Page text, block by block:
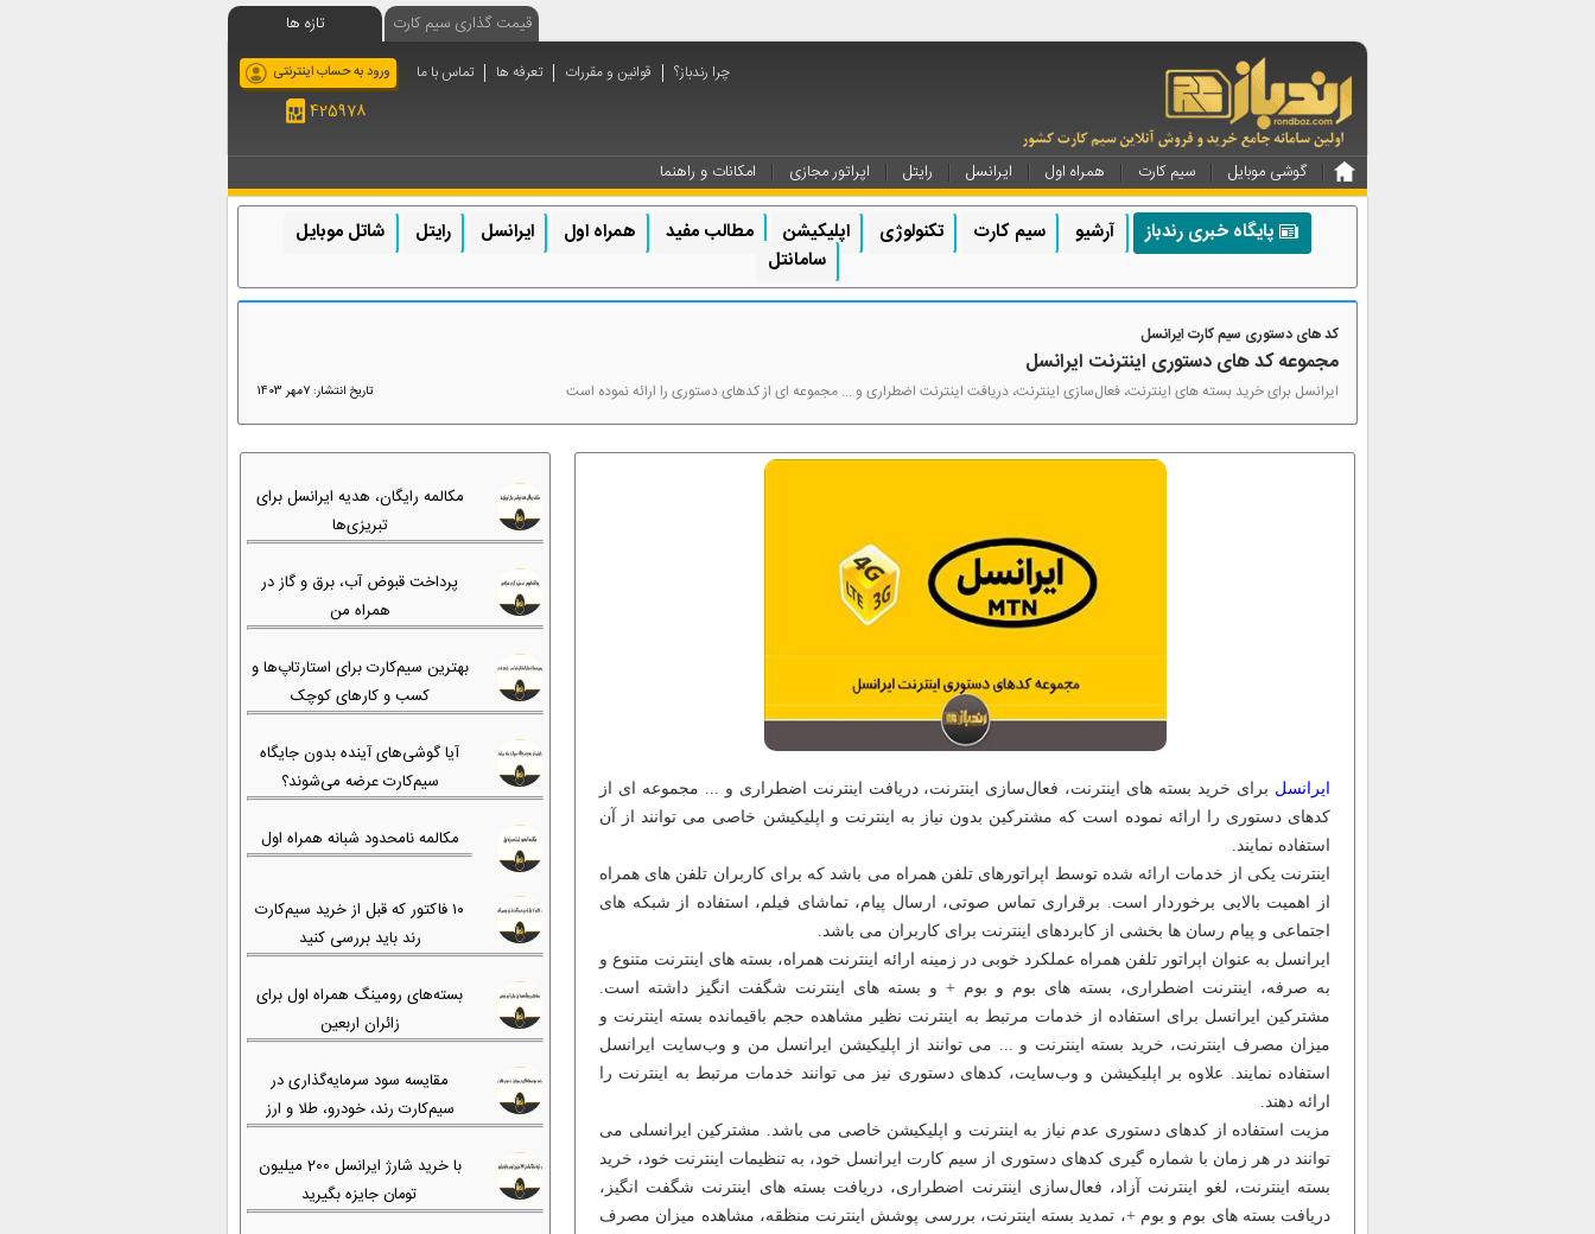
قیمت گذاری سیم کارت تازه ها
ورود به حساب اینترنتی چرا رندباز؟ قوانین و مقررات تعرفه ها تماس با ما
425978
گوشی موبایل سیم کارت همراه اول ایرانسل رایتل اپراتور مجازی امکانات و راهنما
پایگاه خبری رندباز آرشیو سیم کارت تکنولوژی اپلیکیشن مطالب مفید همراه اول ایرانسل رایتل
شاتل موبایل
سامانتل
کد های دستوری سیم کارت ایرانسل
مجموعه کد های دستوری اینترنت ایرانسل
ایرانسل برای خرید بسته های اینترنت، فعال‌سازی اینترنت، دریافت اینترنت اضطراری و ... مجموعه ای از کدهای دستوری را ارائه نموده است تاریخ انتشار: 7مهر 1403
ایرانسل برای خرید بسته های اینترنت، فعال‌سازی اینترنت، دریافت اینترنت اضطراری و ... مجموعه ای از
کدهای دستوری را ارائه نموده است که مشترکین بدون نیاز به اینترنت و اپلیکیشن خاصی می توانند از آن
استفاده نمایند.
اینترنت یکی از خدمات ارائه شده توسط اپراتورهای تلفن همراه می باشد که برای کاربران تلفن های همراه
از اهمیت بالایی برخوردار است. برقراری تماس صوتی، ارسال پیام، تماشای فیلم، استفاده از شبکه های
اجتماعی و پیام رسان ها بخشی از کابردهای اینترنت برای کاربران می باشد.
ایرانسل به عنوان اپراتور تلفن همراه عملکرد خوبی در زمینه ارائه اینترنت همراه، بسته های اینترنت متنوع و
به صرفه، اینترنت اضطراری، بسته های بوم و بوم + و بسته های اینترنت شگفت انگیز داشته است.
مشترکین ایرانسل برای استفاده از خدمات مرتبط به اینترنت نظیر مشاهده حجم باقیمانده بسته اینترنت و
میزان مصرف اینترنت، خرید بسته اینترنت و ... می توانند از اپلیکیشن ایرانسل من و وب‌سایت ایرانسل
استفاده نمایند. علاوه بر اپلیکیشن و وب‌سایت، کدهای دستوری نیز می توانند خدمات مرتبط به اینترنت را
ارائه دهند.
مزیت استفاده از کدهای دستوری عدم نیاز به اینترنت و اپلیکیشن خاصی می باشد. مشترکین ایرانسلی می
توانند در هر زمان با شماره گیری کدهای دستوری از سیم کارت ایرانسل خود، به تنظیمات اینترنت خود، خرید
بسته اینترنت، لغو اینترنت آزاد، فعال‌سازی اینترنت اضطراری، دریافت بسته های اینترنت شگفت انگیز،
دریافت بسته های بوم و بوم +، تمدید بسته اینترنت، بررسی پوشش اینترنت منظقه، مشاهده میزان مصرف
مکالمه رایگان، هدیه ایرانسل برای
تبریزی‌ها
پرداخت قبوض آب، برق و گاز در
همراه من
بهترین سیم‌کارت برای استارتاپ‌ها و
کسب و کارهای کوچک
آیا گوشی‌های آینده بدون جایگاه
سیم‌کارت عرضه می‌شوند؟
مکالمه نامحدود شبانه همراه اول
۱۰ فاکتور که قبل از خرید سیم‌کارت
رند باید بررسی کنید
بسته‌های رومینگ همراه اول برای
زائران اربعین
مقایسه سود سرمایه‌گذاری در
سیم‌کارت رند، خودرو، طلا و ارز
با خرید شارژ ایرانسل 200 میلیون
تومان جایزه بگیرید